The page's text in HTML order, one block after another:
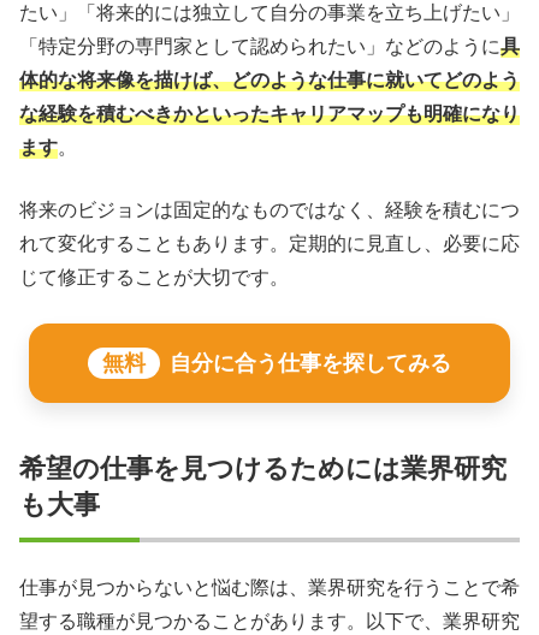
たい」「将来的には独立して自分の事業を立ち上げたい」
「特定分野の専門家として認められたい」などのように具
体的な将来像を描けば、どのような仕事に就いてどのよう
な経験を積むべきかといったキャリアマップも明確になり
ます。
将来のビジョンは固定的なものではなく、経験を積むにつ
れて変化することもあります。定期的に見直し、必要に応
じて修正することが大切です。
無料 自分に合う仕事を探してみる
希望の仕事を見つけるためには業界研究
も大事
仕事が見つからないと悩む際は、業界研究を行うことで希
望する職種が見つかることがあります。以下で、業界研究